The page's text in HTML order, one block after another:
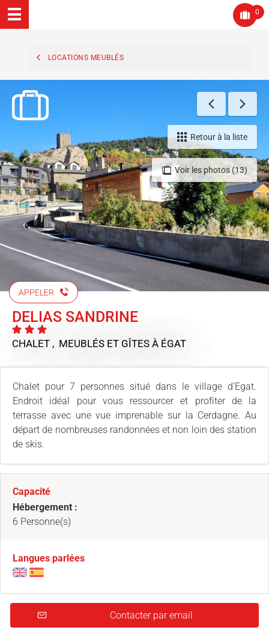
0
LOCATIONS MEUBLÉS
Voir les photos (13)
Retour à la liste
APPELER
DELIAS SANDRINE
CHALET , MEUBLÉS ET GÎTES À ÉGAT
Chalet pour 7 personnes situé dans le village d'Egat.
Endroit idéal pour vous ressourcer et profiter de la
terrasse avec une vue imprenable sur la Cerdagne. Au
départ de nombreuses randonnées et non loin des station
de skis.
Capacité
Hébergement :
6 Personne(s)
Langues parlées
Contacter par email